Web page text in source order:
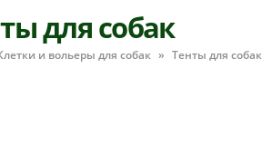
для собак
и вольеры для собак » Тенты для собак